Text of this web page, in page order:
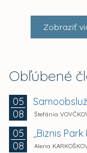
Zobraziť
Obľúbené
05
08
Štefánia
05
08
,,Biznis
Alena